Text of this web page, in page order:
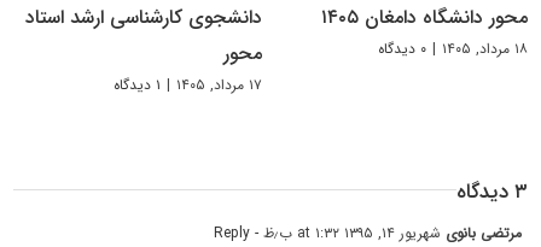
محور دانشگاه دامغان ۱۴۰۵
۱۸ مرداد, ۱۴۰۵ | ۰ دیدگاه
دانشجوی کارشناسی ارشد استاد
محور
۱۷ مرداد, ۱۴۰۵ | ۱ دیدگاه
۳ دیدگاه
مرتضی بانوی شهریور ۱۴, ۱۳۹۵ at ۱:۳۲ ب٫ظ - Reply